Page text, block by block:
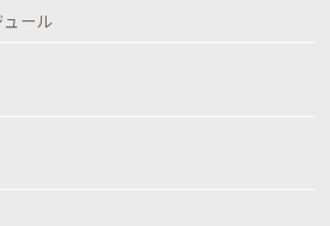
ール